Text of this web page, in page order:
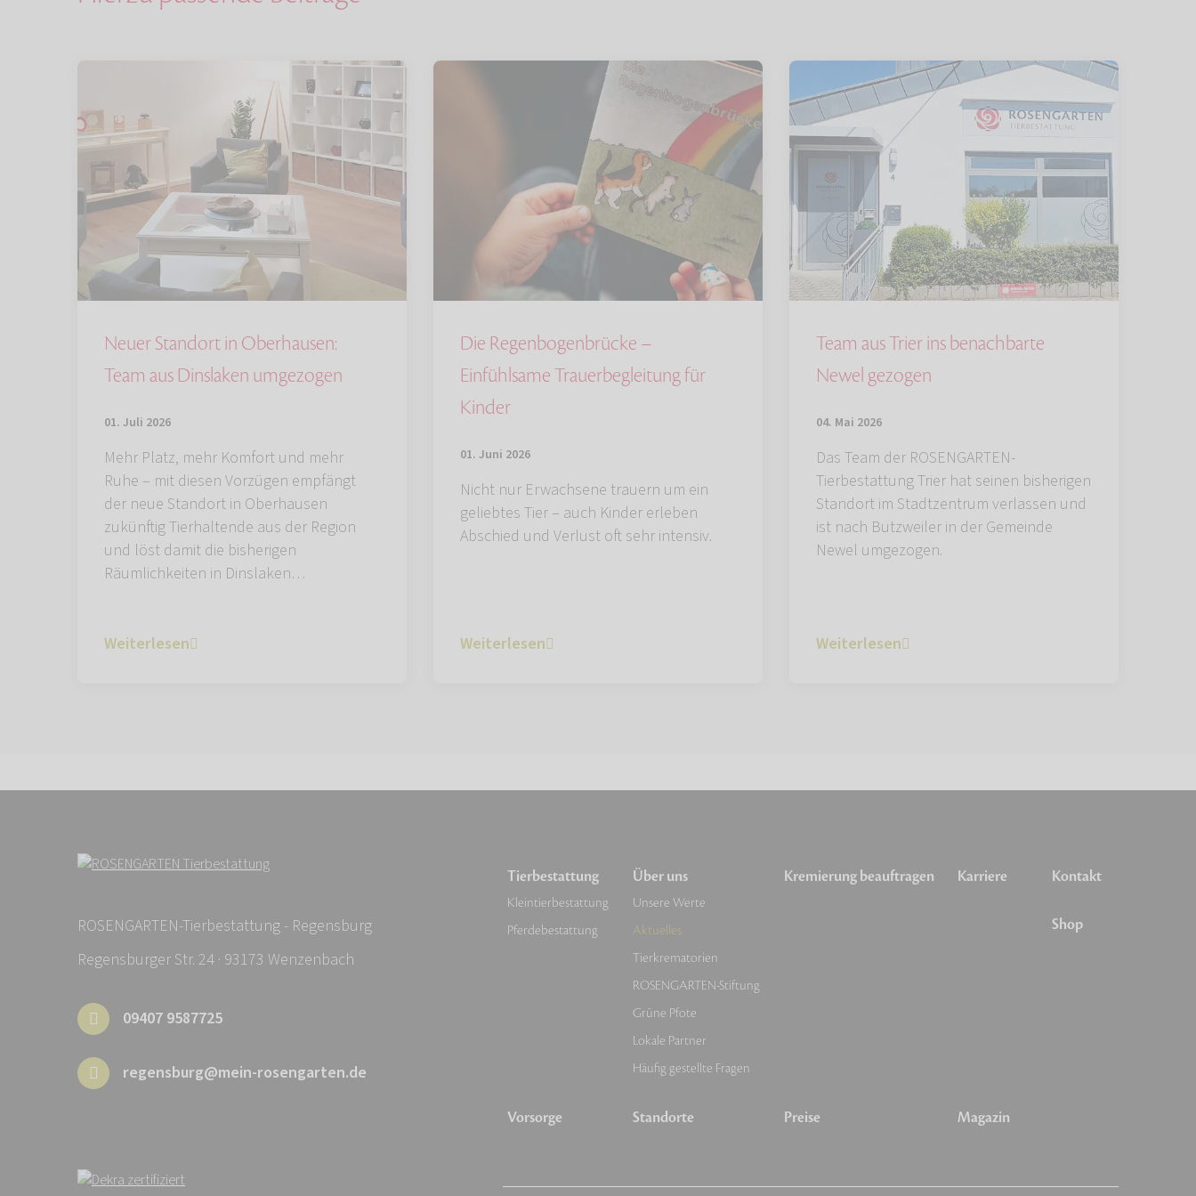
Neuer Standort in Oberhausen:
Team aus Dinslaken umgezogen
01. Juli 2026
Mehr Platz, mehr Komfort und mehr
Ruhe – mit diesen Vorzügen empfängt
der neue Standort in Oberhausen
zukünftig Tierhaltende aus der Region
und löst damit die bisherigen
Räumlichkeiten in Dinslaken…
Weiterlesen
Die Regenbogenbrücke –
Einfühlsame Trauerbegleitung für
Kinder
01. Juni 2026
Nicht nur Erwachsene trauern um ein
geliebtes Tier – auch Kinder erleben
Abschied und Verlust oft sehr intensiv.
Weiterlesen
Team aus Trier ins benachbarte
Newel gezogen
04. Mai 2026
Das Team der ROSENGARTEN-
Tierbestattung Trier hat seinen bisherigen
Standort im Stadtzentrum verlassen und
ist nach Butzweiler in der Gemeinde
Newel umgezogen.
Weiterlesen
ROSENGARTEN-Tierbestattung - Regensburg
Regensburger Str. 24 · 93173 Wenzenbach
09407 9587725
regensburg@mein-rosengarten.de
Tierbestattung
Kleintierbestattung
Pferdebestattung
Vorsorge
Über uns
Unsere Werte
Aktuelles
Tierkrematorien
ROSENGARTEN-Stiftung
Grüne Pfote
Lokale Partner
Häufig gestellte Fragen
Standorte
Kremierung beauftragen
Preise
Karriere
Magazin
Kontakt
Shop